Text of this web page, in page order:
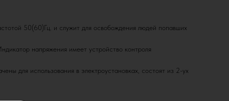
50(60)Гц. и служит для освобождения людей попавших
напряжения имеет устройство контроля
для использования в электроустановках, состоят из 2-ух